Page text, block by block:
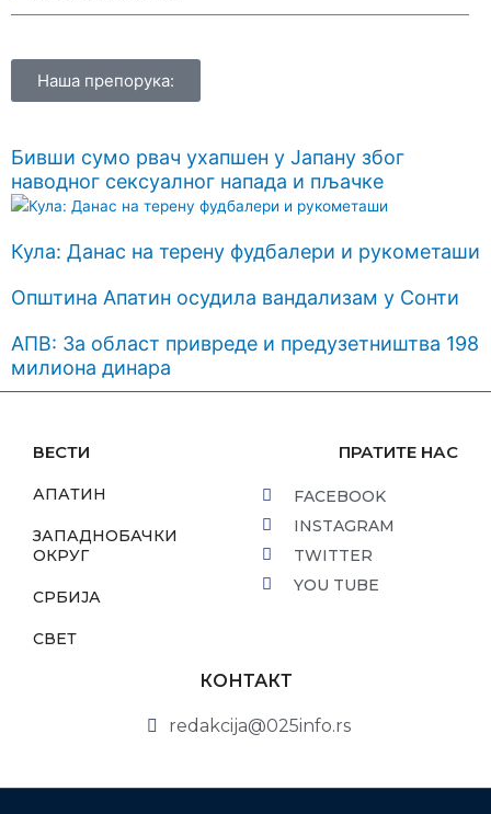
Наша препорука:
Бивши сумо рвач ухапшен у Јапану због
наводног сексуалног напада и пљачке
Кула: Данас на терену фудбалери и рукометаши
Општина Апатин осудила вандализам у Сонти
АПВ: За област привреде и предузетништва 198
милиона динара
ВЕСТИ
АПАТИН
ЗАПАДНОБАЧКИ
ОКРУГ
СРБИЈА
СВЕТ
ПРАТИТЕ НАС
FACEBOOK
INSTAGRAM
TWITTER
YOU TUBE
КОНТАКТ
redakcija@025info.rs